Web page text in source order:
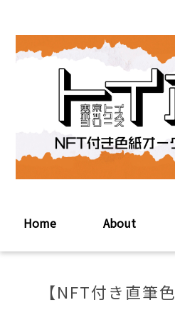
Home About
【NFT付き直筆